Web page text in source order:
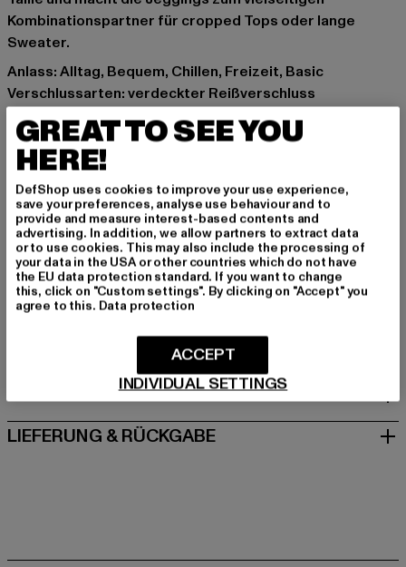
Kombinationspartner für cropped Tops oder lange
Sweater.
Anlass: Alltag, Bequem, Chillen, Freizeit, Basic
Verschlussarten: verdeckter Reißverschluss
Schnitt: Skinny-Fit
Marke: Freddy
Kat.: Bekleidung
Farbe: beige
Hersteller Farbe: beige
Materialzusammensetzung: 84% Baumwolle, 16%
Elasthan
Art.Nr: WRUPSNUG2RHC017-00003
Hersteller: SBC Saksa Oy |info@freddywear.de
Vesijärvenkatu 11 A | 15140 Lahti | FI
GRÖSSE & PASSFORM
LIEFERUNG & RÜCKGABE
GREAT TO SEE YOU
HERE!
DefShop uses cookies to improve your use experience,
save your preferences, analyse use behaviour and to
provide and measure interest-based contents and
advertising. In addition, we allow partners to extract data
or to use cookies. This may also include the processing of
your data in the USA or other countries which do not have
the EU data protection standard. If you want to change
this, click on "Custom settings". By clicking on "Accept" you
agree to this. Data protection
INDIVIDUAL SETTINGS
ACCEPT